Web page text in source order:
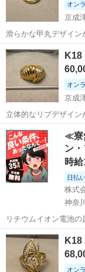
オン
京成
滑らかな甲丸デザイン
ルなリングです。 - 素材: K18 - デザイン: 甲丸 - 刻印: K18、星マーク
-重さ：5.7g -サイズ：
千葉 習志野市
K18
オン
京成
立体的なリブデザイン
す。 - 素材: K18 - デザイン: リブモチーフ - 刻印: K18 -サイズ：16号 -
重さ：3.1g 自分が使
千葉 習志野市
≪寮
ン
時
日払
株式
神奈
リチウムイオン電池
ワンルーム寮完備！
ト免許お持ちの方、
市》 人気の工場のお
神奈川 相模原市
K18
オン